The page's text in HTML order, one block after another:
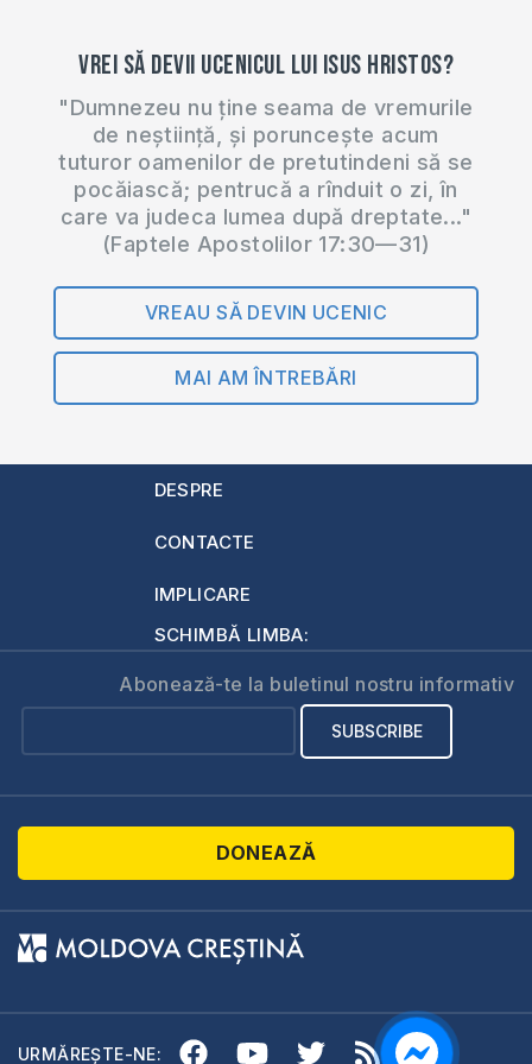
bătrânilor în timpul
COVID-19
(Coronavirus):
https://ro.scribd.com/document/452076006/
pentru-a-oferi-
ajutor-bătranilor-in-
de-COVID-19-
Coronavirus?
► INSTAGRAM?
Vrei să devii ucenicul lui Isus Hristos?
"Dumnezeu nu ține seama de vremurile
de neștiință, și poruncește acum
tuturor oamenilor de pretutindeni să se
pocăiască; pentrucă a rînduit o zi, în
care va judeca lumea după dreptate..."
(Faptele Apostolilor 17:30—31)
VREAU SĂ DEVIN UCENIC
MAI AM ÎNTREBĂRI
DESPRE
CONTACTE
IMPLICARE
SCHIMBĂ LIMBA:
Abonează-te la buletinul nostru informativ
DONEAZĂ
URMĂREȘTE-NE: